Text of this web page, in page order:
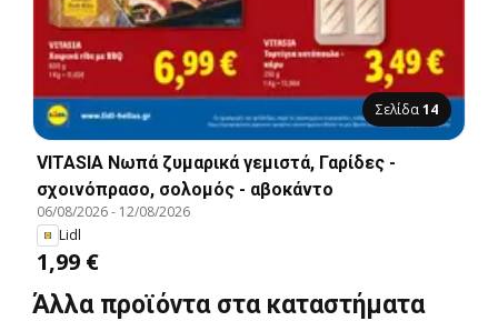
Σελίδα14
VITASIA Νωπά ζυμαρικά γεμιστά, Γαρίδες -
σχοινόπρασο, σολομός - αβοκάντο
06/08/2026- 12/08/2026
Lidl
1,99 €
Άλλα προϊόντα στα καταστήματα